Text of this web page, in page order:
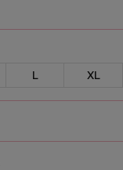
L XL